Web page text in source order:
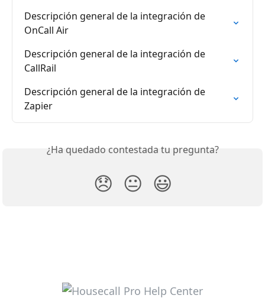
Descripción general de la integración de
OnCall Air
Descripción general de la integración de
CallRail
Descripción general de la integración de
Zapier
¿Ha quedado contestada tu pregunta?
😞 😐 😃